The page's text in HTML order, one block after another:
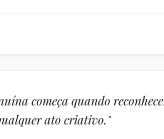
começa quando
ato criativo."